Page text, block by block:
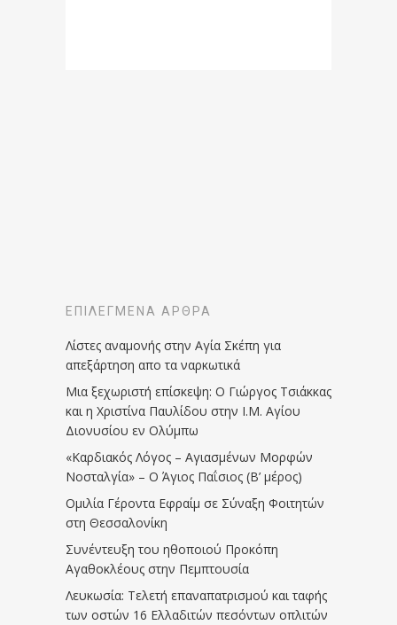
ΕΠΙΛΕΓΜΈΝΑ ΆΡΘΡΑ
Λίστες αναμονής στην Αγία Σκέπη για
απεξάρτηση απο τα ναρκωτικά
Μια ξεχωριστή επίσκεψη: Ο Γιώργος Τσιάκκας
και η Χριστίνα Παυλίδου στην Ι.Μ. Αγίου
Διονυσίου εν Ολύμπω
«Καρδιακός Λόγος – Αγιασμένων Μορφών
Νοσταλγία» – Ο Άγιος Παΐσιος (Β’ μέρος)
Ομιλία Γέροντα Εφραίμ σε Σύναξη Φοιτητών
στη Θεσσαλονίκη
Συνέντευξη του ηθοποιού Προκόπη
Αγαθοκλέους στην Πεμπτουσία
Λευκωσία: Τελετή επαναπατρισμού και ταφής
των οστών 16 Ελλαδιτών πεσόντων οπλιτών